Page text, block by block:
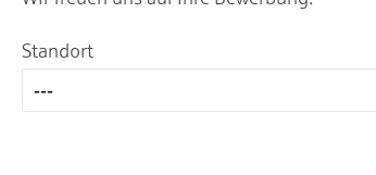
Standort
---